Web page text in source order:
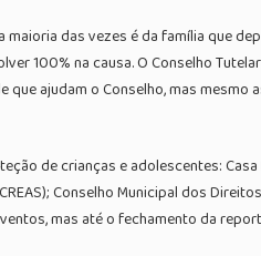
das vezes é da família que
100% na causa. O Conselho
ajudam o Conselho, mas
de crianças e adolescentes:
Conselho Municipal dos
mas até o fechamento da